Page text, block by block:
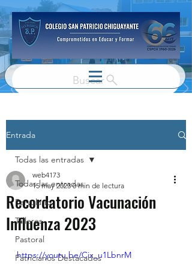
Buscar
Entrada
Todas las entradas
Parvulario
Talleres
Pastoral
Patricianos Destacados
Todas las entradas
Recordatorio Vacunación
Influenza 2023
web4173
15 may 2023 0 min de lectura
https://youtu.be/Cix_u1LbnrM